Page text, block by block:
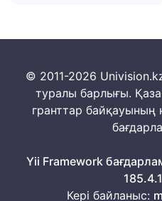
© 2011-2026
туралы барлығы.
гранттар байқауының
Yii Framework
Кері байланыс: